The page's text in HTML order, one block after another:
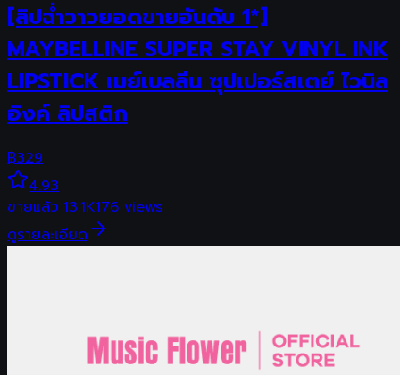
[ลิปฉ่ำวาวยอดขายอันดับ 1*]
MAYBELLINE SUPER STAY VINYL INK
LIPSTICK เมย์เบลลีน ซุปเปอร์สเตย์ ไวนิล
อิงค์ ลิปสติก
฿329
4.93
ขายแล้ว13.1K176views
ดูรายละเอียด